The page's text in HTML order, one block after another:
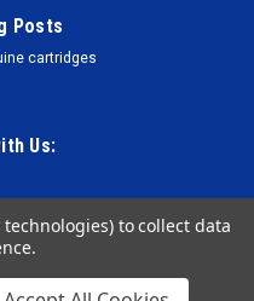
Posts
cartridges
Us:
to collect data